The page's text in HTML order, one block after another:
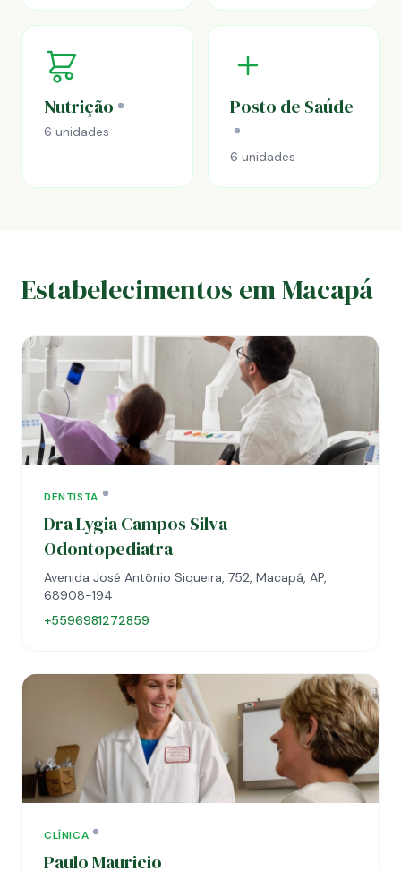
Nutrição
6 unidades
Posto de Saúde
6 unidades
Estabelecimentos em Macapá
DENTISTA
Dra Lygia Campos Silva -
Odontopediatra
Avenida José Antônio Siqueira, 752, Macapá, AP,
68908-194
+5596981272859
CLÍNICA
Paulo Mauricio